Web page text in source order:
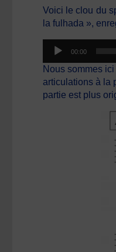
Voici le clou du
la fulhada »,
Lecteur
audio
00:00
Nous sommes
articulations à la
partie est plus